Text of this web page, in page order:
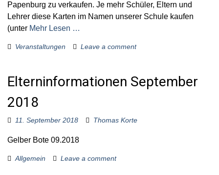
Papenburg zu verkaufen. Je mehr Schüler, Eltern und
Lehrer diese Karten im Namen unserer Schule kaufen
(unter Mehr Lesen …
Veranstaltungen Leave a comment
Elterninformationen September
2018
11. September 2018 Thomas Korte
Gelber Bote 09.2018
Allgemein Leave a comment